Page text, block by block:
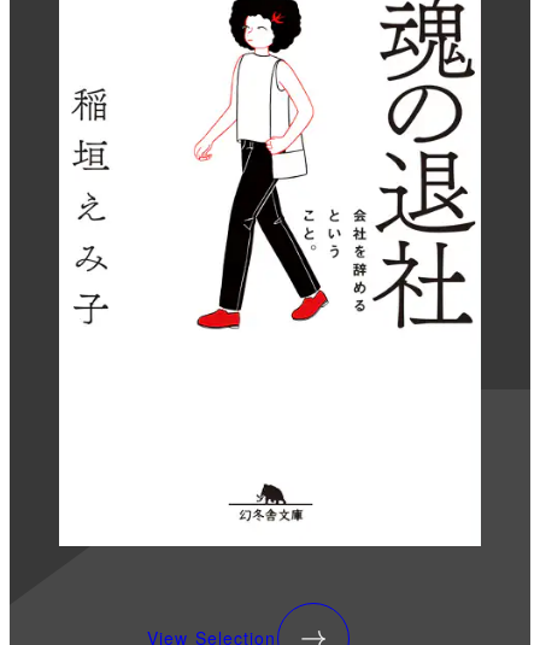
View Selection